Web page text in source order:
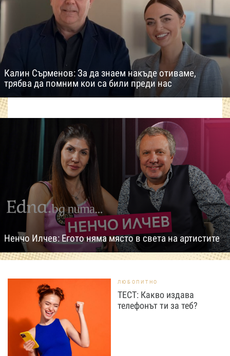
Калин Сърменов: За да знаем накъде отиваме,
трябва да помним кои са били преди нас
Ненчо Илчев: Егото няма място в света на артистите
ЛЮБОПИТНО
ТЕСТ: Какво издава
телефонът ти за теб?